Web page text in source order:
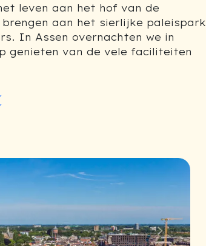
leven aan het hof van de
aan het sierlijke paleispark
In Assen overnachten we in
genieten van de vele faciliteiten
Next